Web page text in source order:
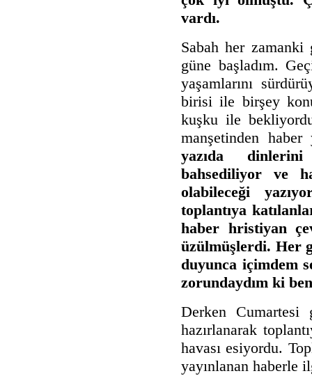
vardı.
Sabah her
güne başladım.
yaşamlarını
birisi ile birşey
kuşku ile
manşetinden haber
yazıda
bahsediliyor ve
olabileceği
toplantıya
haber hristiyan
üzülmüşlerdi. Her
duyunca içimdem
zorundaydım ki
Derken
hazırlanarak
havası esiyordu.
yayınlanan haberle